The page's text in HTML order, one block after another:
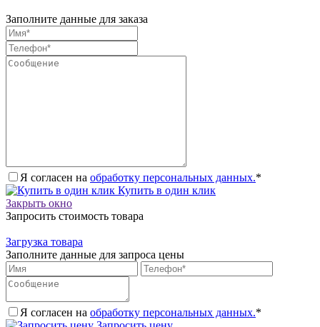
Заполните данные для заказа
Я согласен на обработку персональных данных.*
Купить в один клик
Закрыть окно
Запросить стоимость товара
Загрузка товара
Заполните данные для запроса цены
Я согласен на обработку персональных данных.*